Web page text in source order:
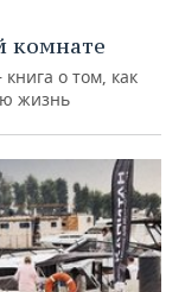
комнате
о том, как
жизнь